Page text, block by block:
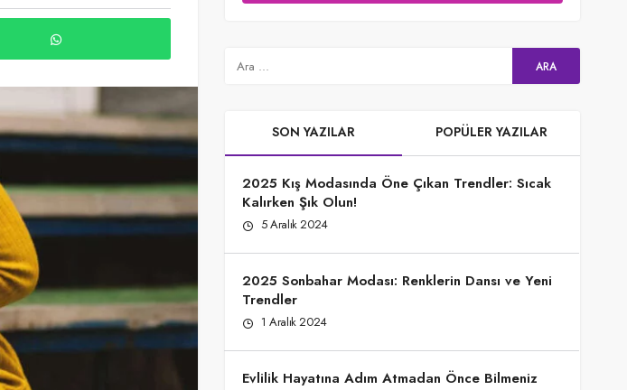
SON YAZILAR POPÜLER YAZILAR
2025 Kış Modasında Öne Çıkan Trendler: Sıcak
Kalırken Şık Olun!
5 Aralık 2024
2025 Sonbahar Modası: Renklerin Dansı ve Yeni
Trendler
1 Aralık 2024
Evlilik Hayatına Adım Atmadan Önce Bilmeniz